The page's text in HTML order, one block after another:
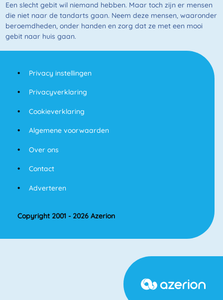
Een slecht gebit wil niemand hebben. Maar toch zijn er mensen
die niet naar de tandarts gaan. Neem deze mensen, waaronder
beroemdheden, onder handen en zorg dat ze met een mooi
gebit naar huis gaan.
Privacy instellingen
Privacyverklaring
Cookieverklaring
Algemene voorwaarden
Over ons
Contact
Adverteren
Copyright 2001 - 2026 Azerion